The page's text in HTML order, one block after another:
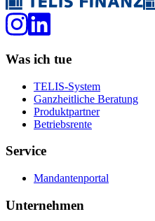
Was ich tue
TELIS-System
Ganzheitliche Beratung
Produktpartner
Betriebsrente
Service
Mandantenportal
Unternehmen